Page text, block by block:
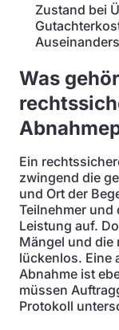
Zustand bei
Was
Ein
zwingend die
und Ort der
Teilnehmer und
Leistung auf.
Mängel und die
lückenlos. Eine
Abnahme ist
müssen
Protokoll